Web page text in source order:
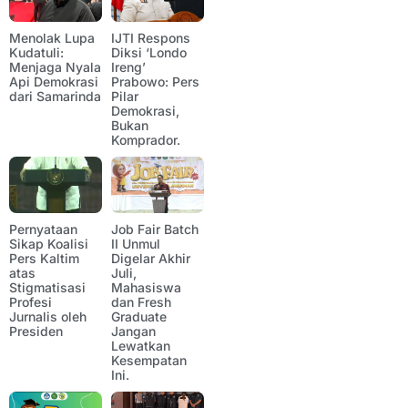
Menolak Lupa
Kudatuli:
Menjaga Nyala
Api Demokrasi
dari Samarinda
IJTI Respons
Diksi ‘Londo
Ireng’
Prabowo: Pers
Pilar
Demokrasi,
Bukan
Komprador.
Pernyataan
Sikap Koalisi
Pers Kaltim
atas
Stigmatisasi
Profesi
Jurnalis oleh
Presiden
Job Fair Batch
II Unmul
Digelar Akhir
Juli,
Mahasiswa
dan Fresh
Graduate
Jangan
Lewatkan
Kesempatan
Ini.